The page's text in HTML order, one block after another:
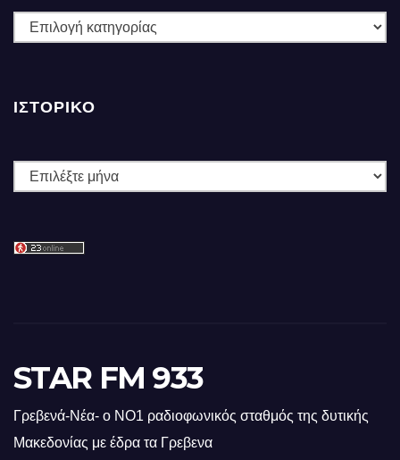
ΚΑΤΗΓΟΡΙΕΣ
ΙΣΤΟΡΙΚΌ
Ιστορικό
STAR FM 933
Γρεβενά-Νέα- ο ΝΟ1 ραδιοφωνικός σταθμός της δυτικής
Μακεδονίας με έδρα τα Γρεβενα